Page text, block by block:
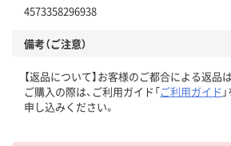
4573358296938
備考（ご注意）
【返品について】お客様のご都合による返品
ご購入の際は、ご利用ガイド「ご利用ガイド
申し込みください。